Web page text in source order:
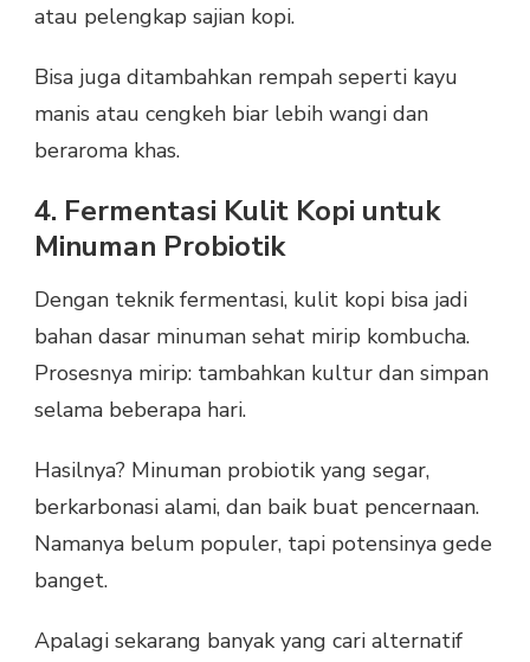
atau pelengkap sajian kopi.
Bisa juga ditambahkan rempah seperti kayu
manis atau cengkeh biar lebih wangi dan
beraroma khas.
4. Fermentasi Kulit Kopi untuk
Minuman Probiotik
Dengan teknik fermentasi, kulit kopi bisa jadi
bahan dasar minuman sehat mirip kombucha.
Prosesnya mirip: tambahkan kultur dan simpan
selama beberapa hari.
Hasilnya? Minuman probiotik yang segar,
berkarbonasi alami, dan baik buat pencernaan.
Namanya belum populer, tapi potensinya gede
banget.
Apalagi sekarang banyak yang cari alternatif